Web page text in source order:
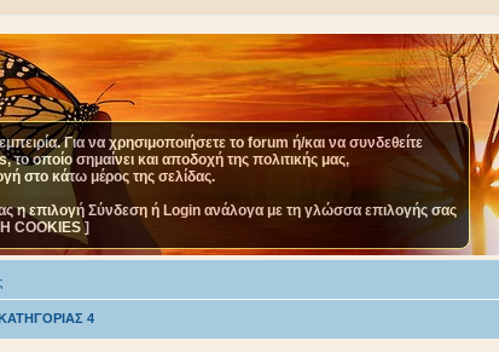
4
Για να χρησιμοποιήσετε το forum ή/και να συνδεθείτε
οποίο σημαίνει και αποδοχή της πολιτικής μας,
στο κάτω μέρος της σελίδας.
η επιλογή Σύνδεση ή Login ανάλογα με τη γλώσσα επιλογής σας
COOKIES ]